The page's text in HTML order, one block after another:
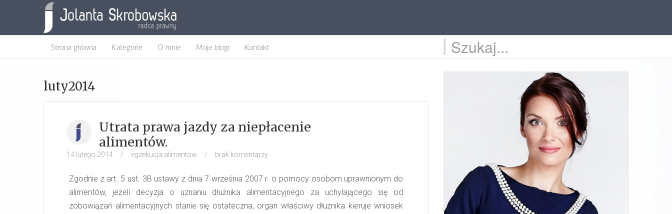
Strona główna Kategorie O mnie Moje blogi Kontakt
luty2014
Utrata prawa jazdy za niepłacenie
alimentów.
14 lutego 2014 / egzekucja alimentów / brak komentarzy
Zgodnie z art. 5 ust. 3B ustawy z dnia 7 września 2007 r. o pomocy osobom uprawnionym do
alimentów, jeżeli decyzja o uznaniu dłużnika alimentacyjnego za uchylającego się od
zobowiązań alimentacyjnych stanie się ostateczna, organ właściwy dłużnika kieruje wniosek